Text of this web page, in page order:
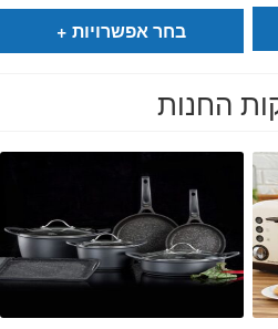
בחר אפשרויות
החנות